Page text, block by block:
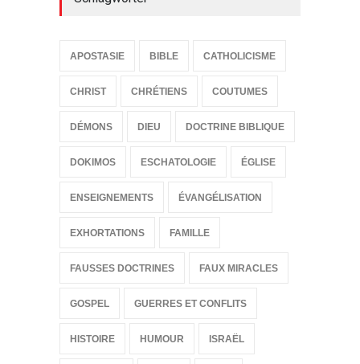
APOSTASIE BIBLE CATHOLICISME
CHRIST CHRÉTIENS COUTUMES
DÉMONS DIEU DOCTRINE BIBLIQUE
DOKIMOS ESCHATOLOGIE ÉGLISE
ENSEIGNEMENTS ÉVANGÉLISATION
EXHORTATIONS FAMILLE
FAUSSES DOCTRINES FAUX MIRACLES
GOSPEL GUERRES ET CONFLITS
HISTOIRE HUMOUR ISRAËL